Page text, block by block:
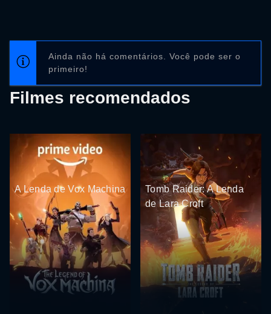
Ainda não há comentários. Você pode ser o
primeiro!
Filmes recomendados
A Lenda de Vox Machina
Tomb Raider: A Lenda
de Lara Croft